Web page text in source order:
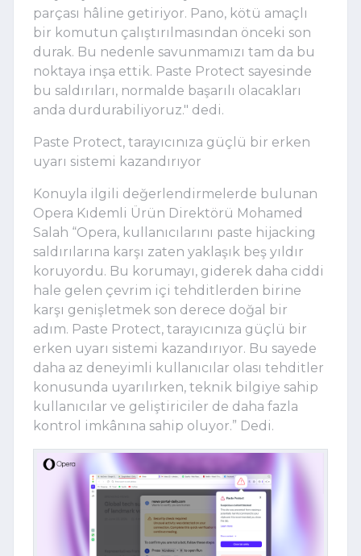
parçası hâline getiriyor. Pano, kötü amaçlı
bir komutun çalıştırılmasından önceki son
durak. Bu nedenle savunmamızı tam da bu
noktaya inşa ettik. Paste Protect sayesinde
bu saldırıları, normalde başarılı olacakları
anda durdurabiliyoruz." dedi.
Paste Protect, tarayıcınıza güçlü bir erken
uyarı sistemi kazandırıyor
Konuyla ilgili değerlendirmelerde bulunan
Opera Kıdemli Ürün Direktörü Mohamed
Salah “Opera, kullanıcılarını paste hijacking
saldırılarına karşı zaten yaklaşık beş yıldır
koruyordu. Bu korumayı, giderek daha ciddi
hale gelen çevrim içi tehditlerden birine
karşı genişletmek son derece doğal bir
adım. Paste Protect, tarayıcınıza güçlü bir
erken uyarı sistemi kazandırıyor. Bu sayede
daha az deneyimli kullanıcılar olası tehditler
konusunda uyarılırken, teknik bilgiye sahip
kullanıcılar ve geliştiriciler de daha fazla
kontrol imkânına sahip oluyor.” Dedi.